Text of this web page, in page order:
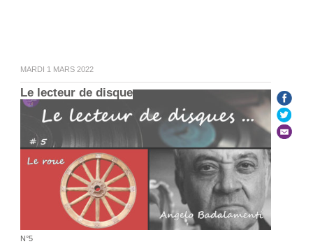
MARDI 1 MARS 2022
Le lecteur de disque
N°5